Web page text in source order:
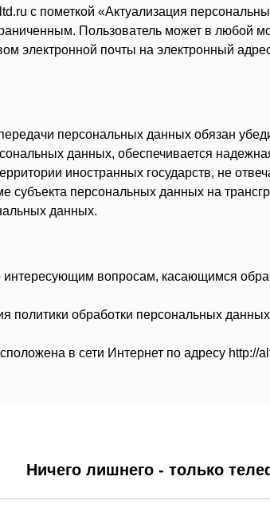
с пометкой «Актуализация
Пользователь может в любой
электронной почты на электронный
персональных данных обязан
данных, обеспечивается
иностранных государств, не
субъекта персональных данных на
данных.
вопросам, касающимся
обработки персональных
в сети Интернет по адресу http://
Ничего лишнего - только